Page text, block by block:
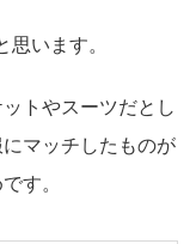
います。
トやスーツだとし
マッチしたものが
す。